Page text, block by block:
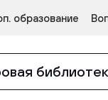
образование
Курсы развития